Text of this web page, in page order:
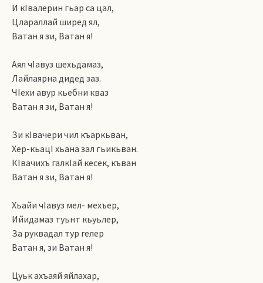
И кIвалерин гьар са цал,
Цлараллай ширед ял,
Ватан я зи, Ватан я!
Аял чIавуз шехьдамаз,
Лайлаярна дидед заз.
ЧIехи авур кьебни кваз
Ватан я зи, Ватан я!
Зи кIвачери чил къаркьван,
Хер-кьацI хьана зал гьикьван.
КIвачихъ галкIай кесек, къван
Ватан я зи, Ватан я!
Хьайи чIавуз мел- мехъер,
Ийидамаз туьнт кьуьлер,
За руквадал тур гелер
Ватан я, зи Ватан я!
Цуьк ахъаяй яйлахар,